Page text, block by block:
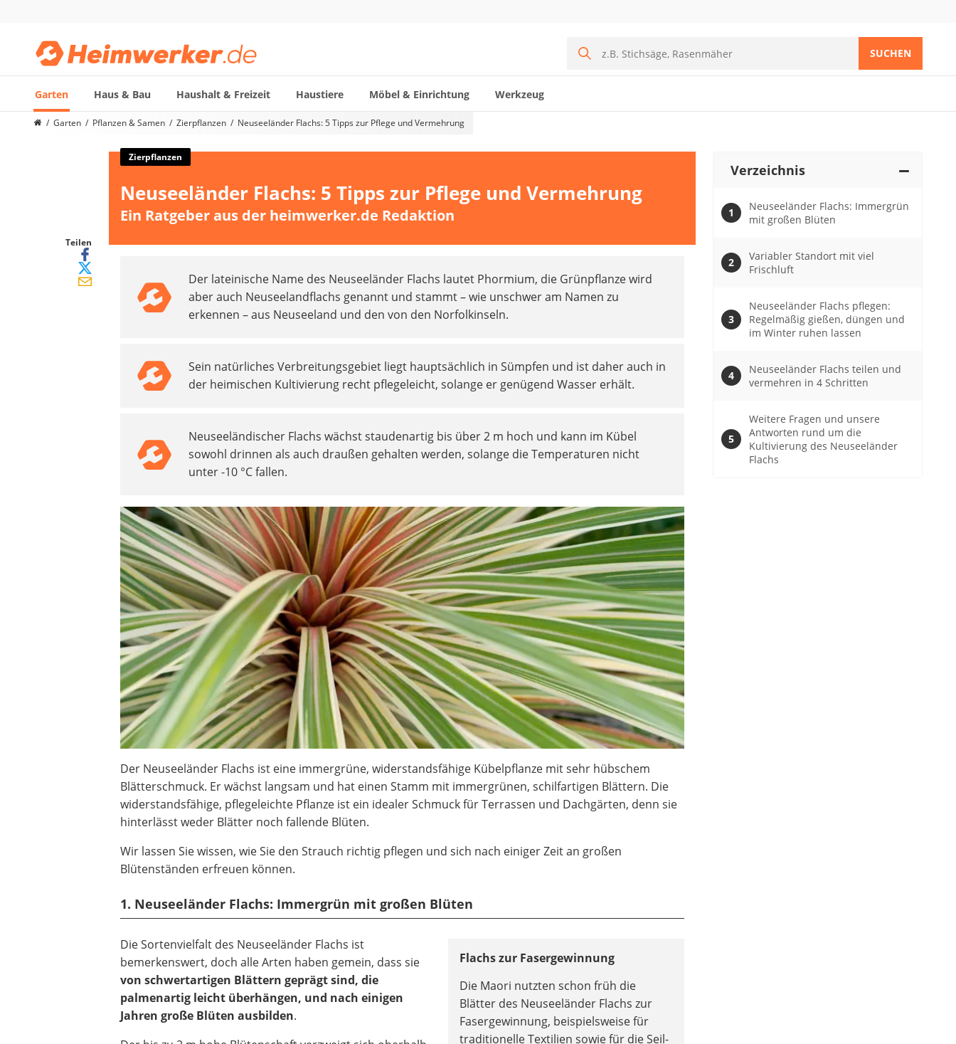
SUCHEN
Garten Haus & Bau Haushalt & Freizeit Haustiere Möbel & Einrichtung Werkzeug
Die beliebtesten Vergleiche nach Kategorie
Akku-Laubsauger
Schlauchtrommel
Teleskopleiter
Ameisengift
Bosch-Heckenschere
Garten Pflanzen & Samen Zierpflanzen Neuseeländer Flachs: 5 Tipps zur Pflege und Vermehrung
Teilen
Zierpflanzen
Neuseeländer Flachs: 5 Tipps zur Pflege und Vermehrung
Ein Ratgeber aus der heimwerker.de Redaktion
Der lateinische Name des Neuseeländer Flachs lautet Phormium, die Grünpflanze wird
aber auch Neuseelandflachs genannt und stammt – wie unschwer am Namen zu
erkennen – aus Neuseeland und den von den Norfolkinseln.
Sein natürliches Verbreitungsgebiet liegt hauptsächlich in Sümpfen und ist daher auch in
der heimischen Kultivierung recht pflegeleicht, solange er genügend Wasser erhält.
Neuseeländischer Flachs wächst staudenartig bis über 2 m hoch und kann im Kübel
sowohl drinnen als auch draußen gehalten werden, solange die Temperaturen nicht
unter -10 °C fallen.
Der Neuseeländer Flachs ist eine immergrüne, widerstandsfähige Kübelpflanze mit sehr hübschem
Blätterschmuck. Er wächst langsam und hat einen Stamm mit immergrünen, schilfartigen Blättern. Die
widerstandsfähige, pflegeleichte Pflanze ist ein idealer Schmuck für Terrassen und Dachgärten, denn sie
hinterlässt weder Blätter noch fallende Blüten.
Wir lassen Sie wissen, wie Sie den Strauch richtig pflegen und sich nach einiger Zeit an großen
Blütenständen erfreuen können.
1. Neuseeländer Flachs: Immergrün mit großen Blüten
Flachs zur Fasergewinnung
Die Maori nutzten schon früh die
Blätter des Neuseeländer Flachs zur
Fasergewinnung, beispielsweise für
traditionelle Textilien sowie für die Seil-
Die Sortenvielfalt des Neuseeländer Flachs ist
bemerkenswert, doch alle Arten haben gemein, dass sie
von schwertartigen Blättern geprägt sind, die
palmenartig leicht überhängen, und nach einigen
Jahren große Blüten ausbilden.
Verzeichnis
Neuseeländer Flachs: Immergrün
mit großen Blüten
Variabler Standort mit viel
Frischluft
Neuseeländer Flachs pflegen:
Regelmäßig gießen, düngen und
im Winter ruhen lassen
Neuseeländer Flachs teilen und
vermehren in 4 Schritten
Weitere Fragen und unsere
Antworten rund um die
Kultivierung des Neuseeländer
Flachs